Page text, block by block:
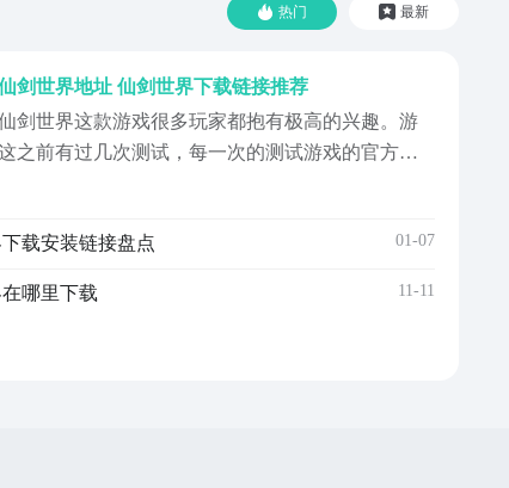
热门 最新
剑世界地址 仙剑世界下载链接推荐
剑世界这款游戏很多玩家都抱有极高的兴趣。游
之前有过几次测试，每一次的测试游戏的官方都
玩家们的意见来进行合理的更改，这也让游戏的
对于游戏的下载地址并不是很清楚，所以才会在
#《...
载安装链接盘点 01-07
哪里下载 11-11